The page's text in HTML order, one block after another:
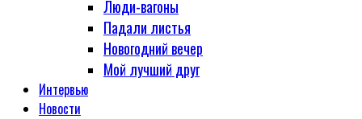
Люди-вагоны
Падали листья
Новогодний вечер
Мой лучший друг
Интервью
Новости